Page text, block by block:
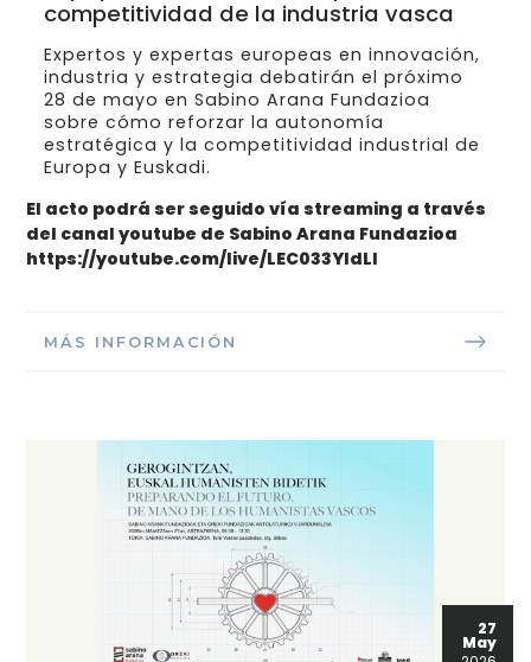
competitividad de la industria vasca
Expertos y expertas europeas en innovación,
industria y estrategia debatirán el próximo
28 de mayo en Sabino Arana Fundazioa
sobre cómo reforzar la autonomía
estratégica y la competitividad industrial de
Europa y Euskadi.
El acto podrá ser seguido vía streaming a través
del canal youtube de Sabino Arana Fundazioa
https://youtube.com/live/LEC033YIdLI
MÁS INFORMACIÓN
27
May